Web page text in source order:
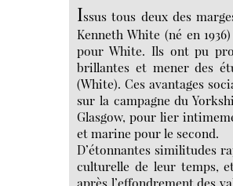
Issus tous deux des
Kenneth White (né en
pour White. Ils ont pu
brillantes et mener des
(White). Ces avantages
sur la campagne du
Glasgow, pour lier
et marine pour le second.
D’étonnantes similitudes
culturelle de leur temps,
après l’effondrement des